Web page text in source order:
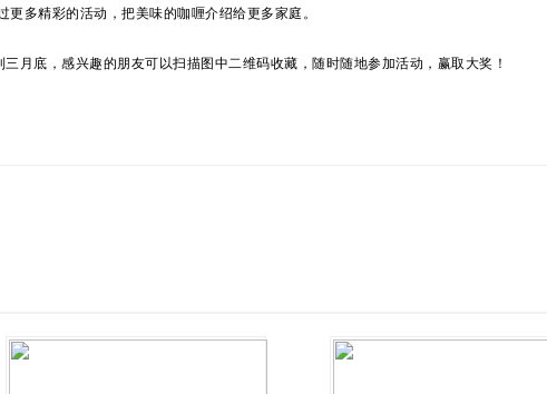
多精彩的活动，把美味的咖喱介绍给更多家庭。
月底，感兴趣的朋友可以扫描图中二维码收藏，随时随地参加活动，赢取大奖！